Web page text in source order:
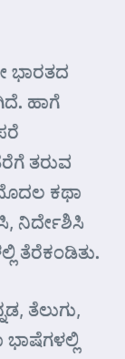
ಭಾರತದ
ಹಾಗೆ
ತರುವ
ಕಥಾ
ನಿರ್ದೇಶಿಸಿ
ತೆರೆಕಂಡಿತು.
ತೆಲುಗು,